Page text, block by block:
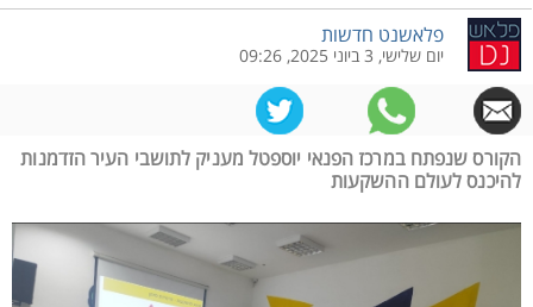
פלאשנט חדשות
יום שלישי, 3 ביוני 2025, 09:26
הקורס שנפתח במרכז הפנאי יוספטל מעניק לתושבי העיר הזדמנות
להיכנס לעולם ההשקעות